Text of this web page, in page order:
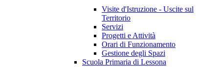
Visite d'Istruzione - Uscite sul
Territorio
Servizi
Progetti e Attività
Orari di Funzionamento
Gestione degli Spazi
Scuola Primaria di Lessona